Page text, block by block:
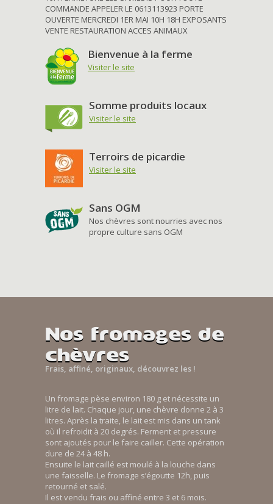
COMMANDE APPELER LE 0613113923 PORTE
OUVERTE MERCREDI 1ER MAI 10H 18H EXPOSANTS
VENTE RESTAURATION ACCES ANIMAUX
Bienvenue à la ferme
Visiter le site
Somme produits locaux
Visiter le site
Terroirs de picardie
Visiter le site
Sans OGM
Nos chèvres sont nourries avec nos
propre culture sans OGM
Nos fromages de
chèvres
Frais, affiné, originaux, découvrez les !
Un fromage pèse environ 180 g et nécessite un
litre de lait. Chaque jour, une chèvre donne 2 à 3
litres. Après la traite, le lait est mis dans un tank
où il refroidit à 20 degrés. Ferment et pressure
sont ajoutés pour le faire cailler. Cette opération
dure de 24 à 48 h.
Ensuite le lait caillé est moulé à la louche dans
une faisselle. Le fromage s’égoutte 12h, puis
retourné et salé.
Il est vendu frais ou affiné entre 3 et 6 mois.